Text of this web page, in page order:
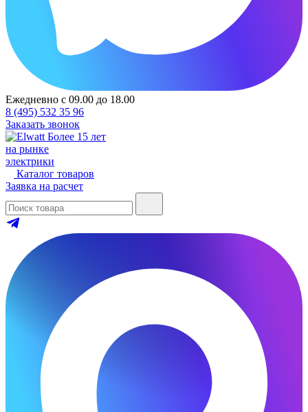
Ежедневно с 09.00 до 18.00
8 (495) 532 35 96
Заказать звонок
Более 15 лет
на рынке
электрики
Каталог товаров
Заявка на расчет